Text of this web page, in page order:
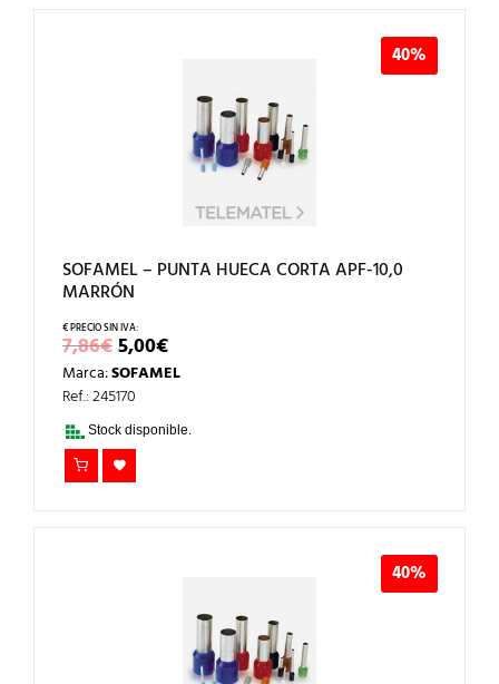
40%
SOFAMEL – PUNTA HUECA CORTA APF-10,0
MARRÓN
7,86€EL
PRECIO
ORIGINAL
ERA:
7,86€.
5,00€EL
PRECIO
ACTUAL
5,00€.
Marca:SOFAMEL
Ref.: 245170
Stock disponible.
40%